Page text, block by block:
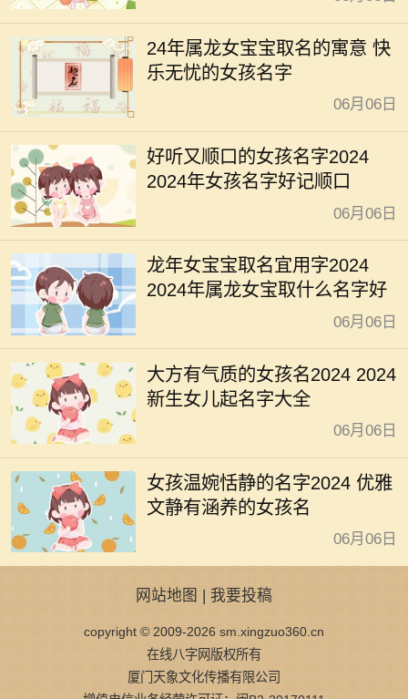
24年属龙女宝宝取名的寓意 快
乐无忧的女孩名字
06月06日
好听又顺口的女孩名字2024
2024年女孩名字好记顺口
06月06日
龙年女宝宝取名宜用字2024
2024年属龙女宝取什么名字好
06月06日
大方有气质的女孩名2024 2024
新生女儿起名字大全
06月06日
女孩温婉恬静的名字2024 优雅
文静有涵养的女孩名
06月06日
网站地图 | 我要投稿
copyright © 2009-2026 sm.xingzuo360.cn
在线八字网版权所有
厦门天象文化传播有限公司